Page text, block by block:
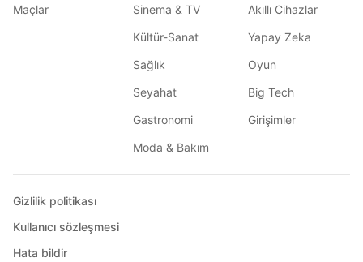
Maçlar
Sinema & TV
Kültür-Sanat
Sağlık
Seyahat
Gastronomi
Moda & Bakım
Akıllı Cihazlar
Yapay Zeka
Oyun
Big Tech
Girişimler
Gizlilik politikası
Kullanıcı sözleşmesi
Hata bildir